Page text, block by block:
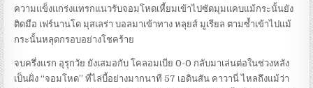
ความแข็งแกร่งแทรกแนวรับจอมโหดเหี้ยมเข้าไปซัดมุมแคบแม้กระนั้นยัง
ติดมือ เฟร์นานโด มุสเลร่า บอลมาเข้าทาง หลุยส์ มูเรียล ตามซ้ำเข้าไปแม้
กระนั้นหลุดกรอบอย่างโชคร้าย
จบครึ่งแรก อุรุกวัย ยังเสมอกับ โคลอมเบีย 0-0 กลับมาเล่นต่อในช่วงหลัง
เป็นฝั่ง “จอมโหด” ที่ไล่บี้อย่างมากนาที 57 เอดินสัน คาวานี่ ไหลถึงแม้ว่า